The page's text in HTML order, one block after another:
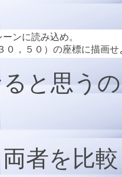
ンに読み込め。
，５０）の座標に描画せ
と思う
者を比